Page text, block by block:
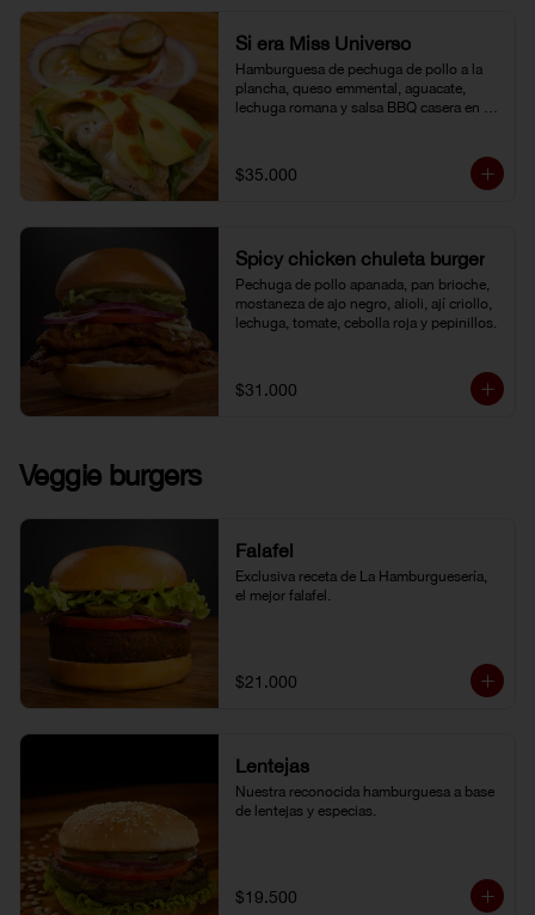
Si era Miss Universo
Hamburguesa de pechuga de pollo a la
plancha, queso emmental, aguacate,
lechuga romana y salsa BBQ casera en
$35.000
Spicy chicken chuleta burger
Pechuga de pollo apanada, pan brioche,
mostaneza de ajo negro, alioli, ají criollo,
lechuga, tomate, cebolla roja y pepinillos.
$31.000
Veggie burgers
Falafel
Exclusiva receta de La Hamburguesería,
el mejor falafel.
$21.000
Lentejas
Nuestra reconocida hamburguesa a base
de lentejas y especias.
$19.500